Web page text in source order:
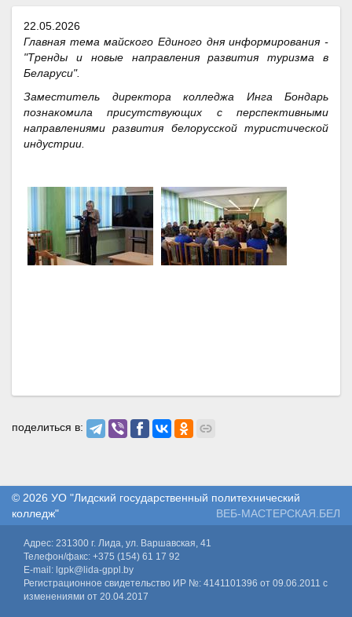
22.05.2026
Главная тема майского Единого дня информирования -
"Тренды и новые направления развития туризма в
Беларуси".
Заместитель директора колледжа Инга Бондарь
познакомила присутствующих с перспективными
направлениями развития белорусской туристической
индустрии.
поделиться в:
© 2026 УО "Лидский государственный политехнический
колледж"
ВЕБ-МАСТЕРСКАЯ.БЕЛ
Адрес: 231300 г. Лида, ул. Варшавская, 41
Телефон/факс: +375 (154) 61 17 92
E-mail: lgpk@lida-gppl.by
Регистрационное свидетельство ИР №: 4141101396 от 09.06.2011 с
изменениями от 20.04.2017